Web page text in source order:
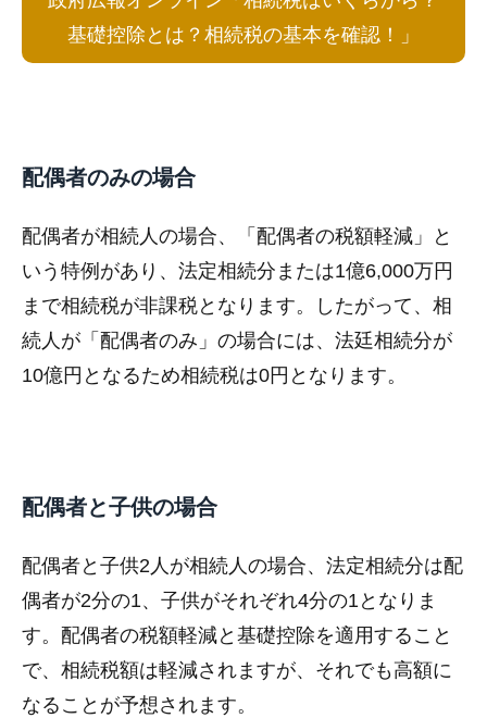
基礎控除とは？相続税の基本を確認！」
配偶者のみの場合
配偶者が相続人の場合、「配偶者の税額軽減」と
いう特例があり、法定相続分または1億6,000万円
まで相続税が非課税となります。したがって、相
続人が「配偶者のみ」の場合には、法廷相続分が
10億円となるため相続税は0円となります。
配偶者と子供の場合
配偶者と子供2人が相続人の場合、法定相続分は配
偶者が2分の1、子供がそれぞれ4分の1となりま
す。配偶者の税額軽減と基礎控除を適用すること
で、相続税額は軽減されますが、それでも高額に
なることが予想されます。